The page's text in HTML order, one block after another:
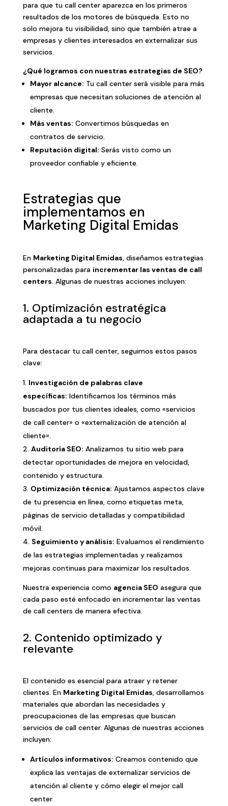
para que tu call center aparezca en los primeros
resultados de los motores de búsqueda. Esto no
solo mejora tu visibilidad, sino que también atrae a
empresas y clientes interesados en externalizar sus
servicios.
¿Qué logramos con nuestras estrategias de SEO?
Mayor alcance: Tu call center será visible para más
empresas que necesitan soluciones de atención al
cliente.
Más ventas: Convertimos búsquedas en
contratos de servicio.
Reputación digital: Serás visto como un
proveedor confiable y eficiente.
Estrategias que
implementamos en
Marketing Digital Emidas
En Marketing Digital Emidas, diseñamos estrategias
personalizadas para incrementar las ventas de call
centers. Algunas de nuestras acciones incluyen:
1. Optimización estratégica
adaptada a tu negocio
Para destacar tu call center, seguimos estos pasos
clave:
Investigación de palabras clave
específicas: Identificamos los términos más
buscados por tus clientes ideales, como «servicios
de call center» o «externalización de atención al
cliente».
Auditoría SEO: Analizamos tu sitio web para
detectar oportunidades de mejora en velocidad,
contenido y estructura.
Optimización técnica: Ajustamos aspectos clave
de tu presencia en línea, como etiquetas meta,
páginas de servicio detalladas y compatibilidad
móvil.
Seguimiento y análisis: Evaluamos el rendimiento
de las estrategias implementadas y realizamos
mejoras continuas para maximizar los resultados.
Nuestra experiencia como agencia SEO asegura que
cada paso esté enfocado en incrementar las ventas
de call centers de manera efectiva.
2. Contenido optimizado y
relevante
El contenido es esencial para atraer y retener
clientes. En Marketing Digital Emidas, desarrollamos
materiales que abordan las necesidades y
preocupaciones de las empresas que buscan
servicios de call center. Algunas de nuestras acciones
incluyen:
Artículos informativos: Creamos contenido que
explica las ventajas de externalizar servicios de
atención al cliente y cómo elegir el mejor call
center.